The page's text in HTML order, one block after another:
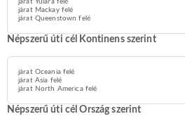
járat Yulara felé
járat Mackay felé
járat Queenstown felé
Népszerű úti cél Kontinens szerint
járat Oceania felé
járat Asia felé
járat North America felé
Népszerű úti cél Ország szerint